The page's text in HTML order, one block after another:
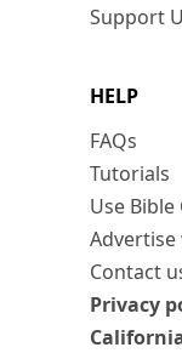
Support
HELP
FAQs
Tutorials
Use
Advertise
Contact
Privacy